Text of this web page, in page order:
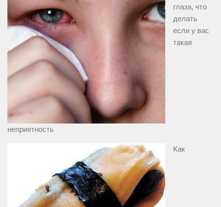
глаза, что
делать
если у вас
такая
неприятность
Как